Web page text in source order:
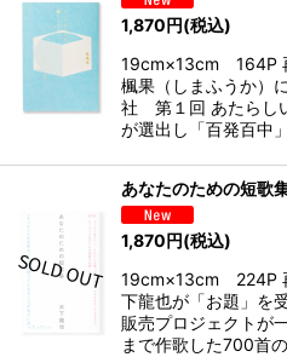
1,870円(税込)
19cm×13cm 164P
楓果（しまふうか）
社 第１回 あたらし
が選出し「百発百中
あなたのための短歌
1,870円(税込)
19cm×13cm 224P
下龍也が「お題」を
販売プロジェクトが
まで作歌した700首